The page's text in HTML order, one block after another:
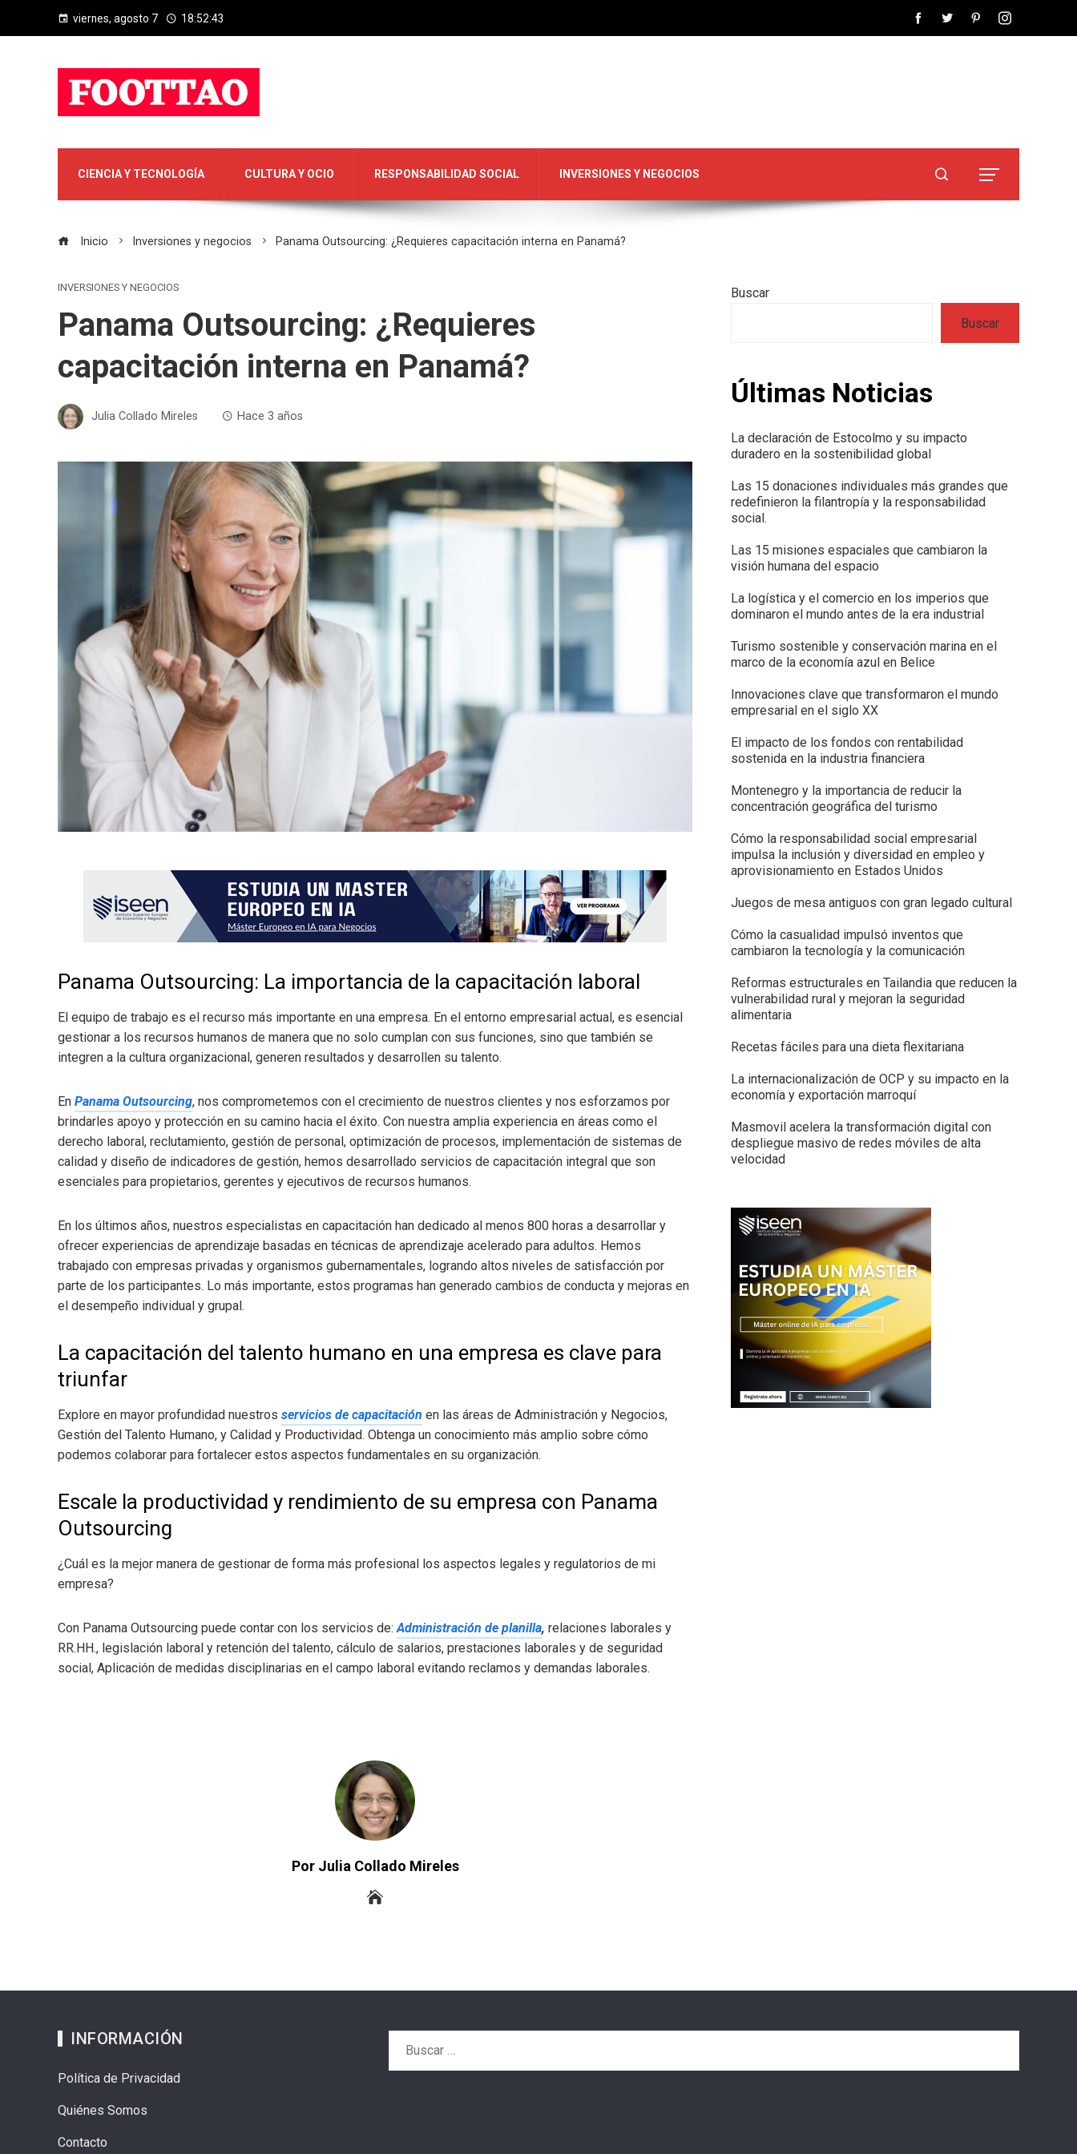
viernes, agosto 7 18:52:44
CIENCIA Y TECNOLOGÍA CULTURA Y OCIO RESPONSABILIDAD SOCIAL INVERSIONES Y NEGOCIOS
Inicio Inversiones y negocios Panama Outsourcing: ¿Requieres capacitación interna en Panamá?
INVERSIONES Y NEGOCIOS
Panama Outsourcing: ¿Requieres
capacitación interna en Panamá?
Julia Collado Mireles Hace 3 años
Panama Outsourcing: La importancia de la capacitación laboral
El equipo de trabajo es el recurso más importante en una empresa. En el entorno empresarial actual, es esencial
gestionar a los recursos humanos de manera que no solo cumplan con sus funciones, sino que también se
integren a la cultura organizacional, generen resultados y desarrollen su talento.
En Panama Outsourcing, nos comprometemos con el crecimiento de nuestros clientes y nos esforzamos por
brindarles apoyo y protección en su camino hacia el éxito. Con nuestra amplia experiencia en áreas como el
derecho laboral, reclutamiento, gestión de personal, optimización de procesos, implementación de sistemas de
calidad y diseño de indicadores de gestión, hemos desarrollado servicios de capacitación integral que son
esenciales para propietarios, gerentes y ejecutivos de recursos humanos.
En los últimos años, nuestros especialistas en capacitación han dedicado al menos 800 horas a desarrollar y
ofrecer experiencias de aprendizaje basadas en técnicas de aprendizaje acelerado para adultos. Hemos
trabajado con empresas privadas y organismos gubernamentales, logrando altos niveles de satisfacción por
parte de los participantes. Lo más importante, estos programas han generado cambios de conducta y mejoras en
el desempeño individual y grupal.
La capacitación del talento humano en una empresa es clave para
triunfar
Explore en mayor profundidad nuestros servicios de capacitación en las áreas de Administración y Negocios,
Gestión del Talento Humano, y Calidad y Productividad. Obtenga un conocimiento más amplio sobre cómo
podemos colaborar para fortalecer estos aspectos fundamentales en su organización.
Escale la productividad y rendimiento de su empresa con Panama
Outsourcing
¿Cuál es la mejor manera de gestionar de forma más profesional los aspectos legales y regulatorios de mi
empresa?
Con Panama Outsourcing puede contar con los servicios de: Administración de planilla, relaciones laborales y
RR.HH., legislación laboral y retención del talento, cálculo de salarios, prestaciones laborales y de seguridad
social, Aplicación de medidas disciplinarias en el campo laboral evitando reclamos y demandas laborales.
Por Julia Collado Mireles
Buscar
Buscar
Últimas Noticias
La declaración de Estocolmo y su impacto
duradero en la sostenibilidad global
Las 15 donaciones individuales más grandes que
redefinieron la filantropía y la responsabilidad
social.
Las 15 misiones espaciales que cambiaron la
visión humana del espacio
La logística y el comercio en los imperios que
dominaron el mundo antes de la era industrial
Turismo sostenible y conservación marina en el
marco de la economía azul en Belice
Innovaciones clave que transformaron el mundo
empresarial en el siglo XX
El impacto de los fondos con rentabilidad
sostenida en la industria financiera
Montenegro y la importancia de reducir la
concentración geográfica del turismo
Cómo la responsabilidad social empresarial
impulsa la inclusión y diversidad en empleo y
aprovisionamiento en Estados Unidos
Juegos de mesa antiguos con gran legado cultural
Cómo la casualidad impulsó inventos que
cambiaron la tecnología y la comunicación
Reformas estructurales en Tailandia que reducen la
vulnerabilidad rural y mejoran la seguridad
alimentaria
Recetas fáciles para una dieta flexitariana
La internacionalización de OCP y su impacto en la
economía y exportación marroquí
Masmovil acelera la transformación digital con
despliegue masivo de redes móviles de alta
velocidad
INFORMACIÓN
Política de Privacidad
Quiénes Somos
Contacto